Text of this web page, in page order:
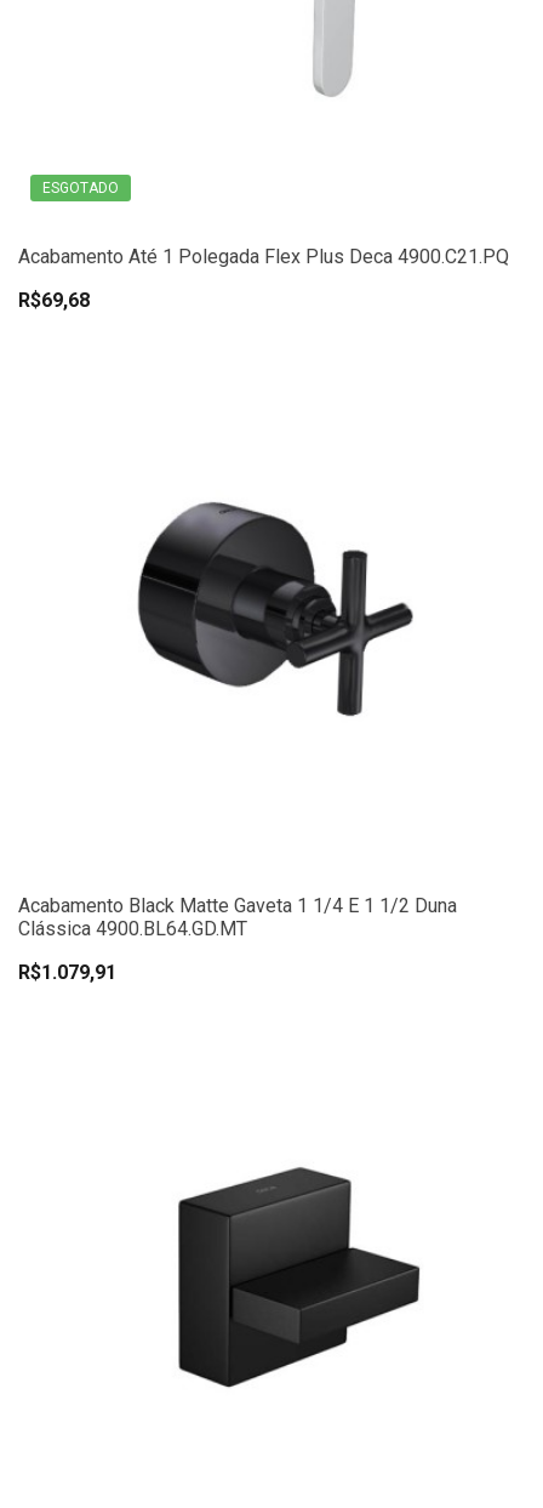
ESGOTADO
Acabamento Até 1 Polegada Flex Plus Deca 4900.C21.PQ
R$69,68
Acabamento Black Matte Gaveta 1 1/4 E 1 1/2 Duna
Clássica 4900.BL64.GD.MT
R$1.079,91